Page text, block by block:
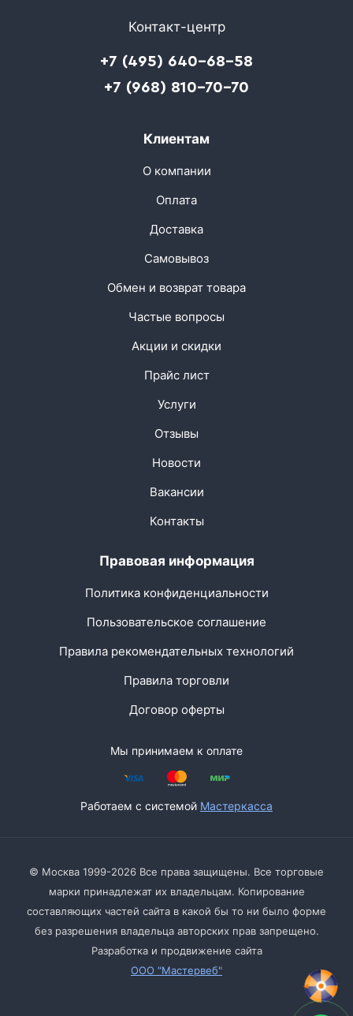
Контакт-центр
+7 (495) 640-68-58
+7 (968) 810-70-70
Клиентам
О компании
Оплата
Доставка
Самовывоз
Обмен и возврат товара
Частые вопросы
Акции и скидки
Прайс лист
Услуги
Отзывы
Новости
Вакансии
Контакты
Правовая информация
Политика конфиденциальности
Пользовательское соглашение
Правила рекомендательных технологий
Правила торговли
Договор оферты
Мы принимаем к оплате
Работаем с системой Мастеркасса
© Москва 1999-2026 Все права защищены. Все торговые
марки принадлежат их владельцам. Копирование
составляющих частей сайта в какой бы то ни было форме
без разрешения владельца авторских прав запрещено.
Разработка и продвижение сайта
ООО "Мастервеб"